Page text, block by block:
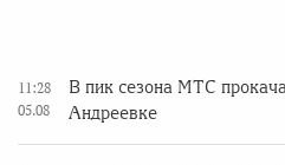
11:28
05.08
В пик сезона МТС
Андреевке